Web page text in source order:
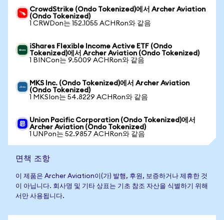
CrowdStrike (Ondo Tokenized)에서 Archer Aviation
(Ondo Tokenized)
1 CRWDon는 152.1055 ACHRon와 같음
iShares Flexible Income Active ETF (Ondo
Tokenized)에서 Archer Aviation (Ondo Tokenized)
1 BINCon는 9.5009 ACHRon와 같음
MKS Inc. (Ondo Tokenized)에서 Archer Aviation
(Ondo Tokenized)
1 MKSIon는 54.8229 ACHRon와 같음
Union Pacific Corporation (Ondo Tokenized)에서
Archer Aviation (Ondo Tokenized)
1 UNPon는 52.9857 ACHRon와 같음
면책 조항
이 제품은 Archer Aviation이(가) 발행, 후원, 보증하거나 제휴한 것
이 아닙니다. 회사명 및 기타 상표는 기초 참조 자산을 식별하기 위해
서만 사용됩니다.